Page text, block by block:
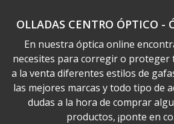
OLLADAS CENTRO ÓPTICO -
En nuestra óptica online
necesites para corregir o proteger
a la venta diferentes estilos de
las mejores marcas y todo tipo de
dudas a la hora de comprar
productos, ¡ponte en